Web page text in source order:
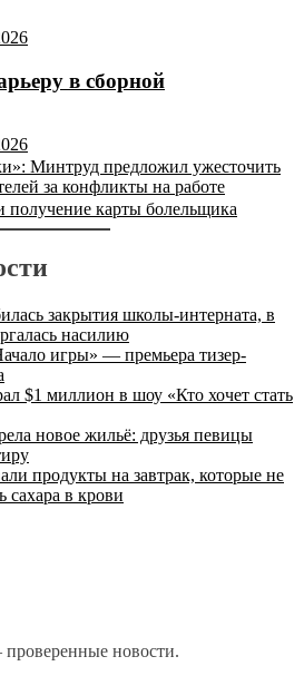
в сборной
Минтруд предложил ужесточить
за конфликты на работе
карты болельщика
закрытия школы-интерната, в
насилию
игры» — премьера тизер-
$1 миллион в шоу «Кто хочет стать
новое жильё: друзья певицы
продукты на завтрак, которые не
в крови
новости.